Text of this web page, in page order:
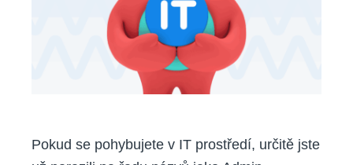
Pokud se pohybujete v IT prostředí, určitě jste